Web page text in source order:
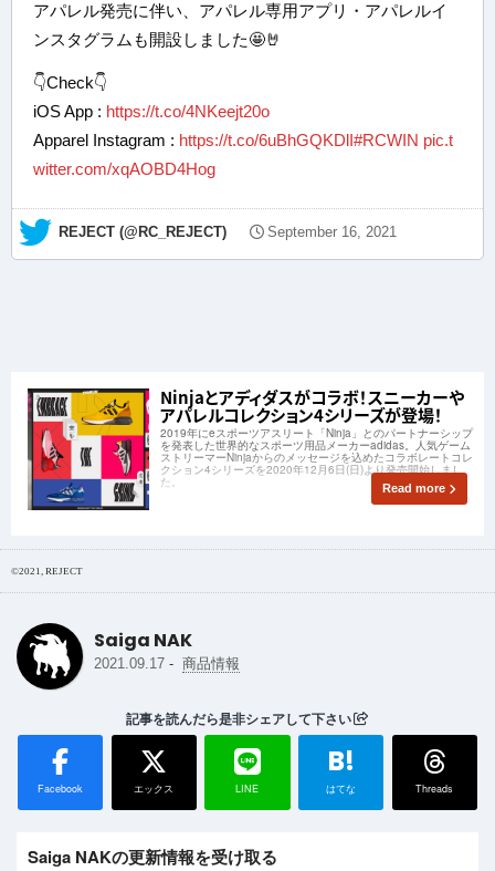
アパレル発売に伴い、アパレル専用アプリ・アパレルイ
ンスタグラムも開設しました🤩🤘
👇Check👇
iOS App : https://t.co/4NKeejt20o
Apparel Instagram : https://t.co/6uBhGQKDlI#RCWIN pic.t
witter.com/xqAOBD4Hog
— REJECT (@RC_REJECT) September 16, 2021
Ninjaとアディダスがコラボ！スニーカーや
アパレルコレクション4シリーズが登場！
2019年にeスポーツアスリート「Ninja」とのパートナーシップ
を発表した世界的なスポーツ用品メーカーadidas。人気ゲーム
ストリーマーNinjaからのメッセージを込めたコラボレートコレ
クション4シリーズを2020年12月6日(日)より発売開始しまし
た。 Read more
©2021, REJECT
Saiga NAK
2021.09.17 - 商品情報
記事を読んだら是非シェアして下さい
Facebook エックス LINE
B!
はてな Threads
Saiga NAKの更新情報を受け取る